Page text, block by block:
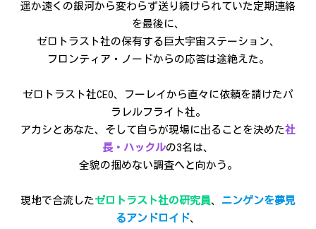
遥か遠くの銀河から変わらず送り続けられていた定期連絡
を最後に、
ゼロトラスト社の保有する巨大宇宙ステーション、
フロンティア・ノードからの応答は途絶えた。
ゼロトラスト社CEO、フーレイから直々に依頼を請けたパ
ラレルフライト社。
アカシとあなた、そして自らが現場に出ることを決めた社
長・ハックルの3名は、
全貌の掴めない調査へと向かう。
現地で合流した ゼロトラスト社の研究員、 ニンゲンを夢見
るアンドロイド、